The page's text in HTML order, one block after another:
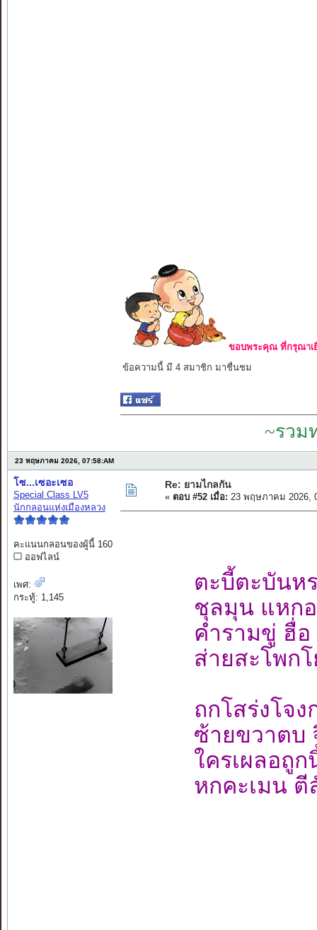
ขอบพระคุณ ที่กรุณาเ
ข้อความนี้ มี 4 สมาชิก มาชื่นชม
~รวม
23 พฤษภาคม 2026, 07:58:AM
โซ...เซอะเซอ
Special Class LV5
นักกลอนแห่งเมืองหลวง
คะแนนกลอนของผู้นี้ 160
ออฟไลน์
เพศ:
กระทู้: 1,145
Re: ยามไกลกัน
« ตอบ #52 เมื่อ: 23 พฤษภาคม 2026,
ตะบี้ตะบันห
ชุลมุน แหก
คำรามขู่ ฮื่อ
ส่ายสะโพก
ถกโสร่งโจง
ซ้ายขวาตบ
ใครเผลอถู
หกคะเมน ตี